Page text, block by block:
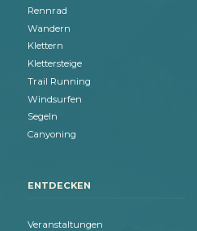
Rennrad
Wandern
Klettern
Klettersteige
Trail Running
Windsurfen
Segeln
Canyoning
ENTDECKEN
Veranstaltungen